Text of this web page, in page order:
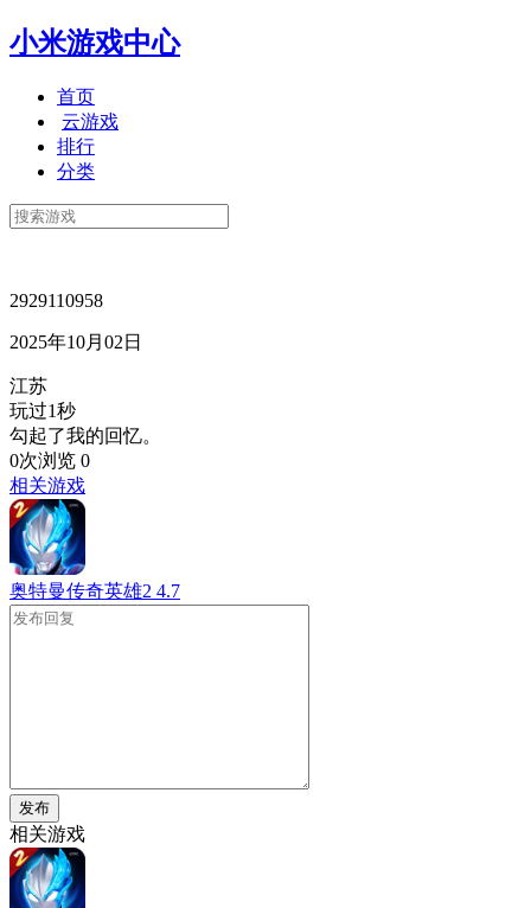
小米游戏中心
首页
云游戏
排行
分类
2929110958
2025年10月02日
江苏
玩过1秒
勾起了我的回忆。
0次浏览 0
相关游戏
奥特曼传奇英雄2 4.7
发布
相关游戏